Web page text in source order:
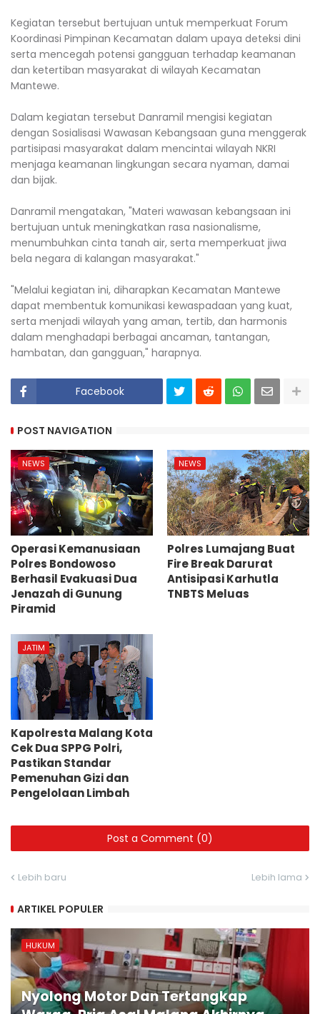
Kegiatan tersebut bertujuan untuk memperkuat Forum
Koordinasi Pimpinan Kecamatan dalam upaya deteksi dini
serta mencegah potensi gangguan terhadap keamanan
dan ketertiban masyarakat di wilayah Kecamatan
Mantewe.
Dalam kegiatan tersebut Danramil mengisi kegiatan
dengan Sosialisasi Wawasan Kebangsaan guna menggerak
partisipasi masyarakat dalam mencintai wilayah NKRI
menjaga keamanan lingkungan secara nyaman, damai
dan bijak.
Danramil mengatakan, "Materi wawasan kebangsaan ini
bertujuan untuk meningkatkan rasa nasionalisme,
menumbuhkan cinta tanah air, serta memperkuat jiwa
bela negara di kalangan masyarakat."
"Melalui kegiatan ini, diharapkan Kecamatan Mantewe
dapat membentuk komunikasi kewaspadaan yang kuat,
serta menjadi wilayah yang aman, tertib, dan harmonis
dalam menghadapi berbagai ancaman, tantangan,
hambatan, dan gangguan," harapnya.
Facebook
POST NAVIGATION
NEWS
Operasi Kemanusiaan
Polres Bondowoso
Berhasil Evakuasi Dua
Jenazah di Gunung
Piramid
NEWS
Polres Lumajang Buat
Fire Break Darurat
Antisipasi Karhutla
TNBTS Meluas
JATIM
Kapolresta Malang Kota
Cek Dua SPPG Polri,
Pastikan Standar
Pemenuhan Gizi dan
Pengelolaan Limbah
Post a Comment (0)
Lebih baru Lebih lama
ARTIKEL POPULER
HUKUM
Nyolong Motor Dan Tertangkap